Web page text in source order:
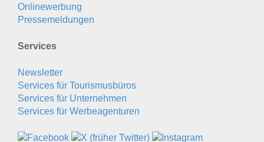
Onlinewerbung
Pressemeldungen
Services
Newsletter
Services für Tourismusbüros
Services für Unternehmen
Services für Werbeagenturen